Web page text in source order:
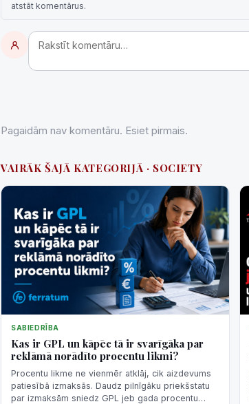
atstāt komentārus.
Pagaidām nav komentāru. Esiet pirmais.
VAIRĀK ŠAJĀ KATEGORIJĀ · SOCIETY
SABIEDRĪBA
Kas ir GPL un kāpēc tā ir svarīgāka par
reklāmā norādīto procentu likmi?
Procentu likme ne vienmēr atklāj, cik aizdevums
patiesībā izmaksās. Daudz pilnīgāku priekšstatu
par izmaksām sniedz GPL jeb gada procentu